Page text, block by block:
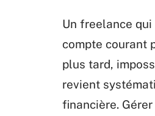
Un freelance
compte courant
plus tard,
revient
financière. Gérer